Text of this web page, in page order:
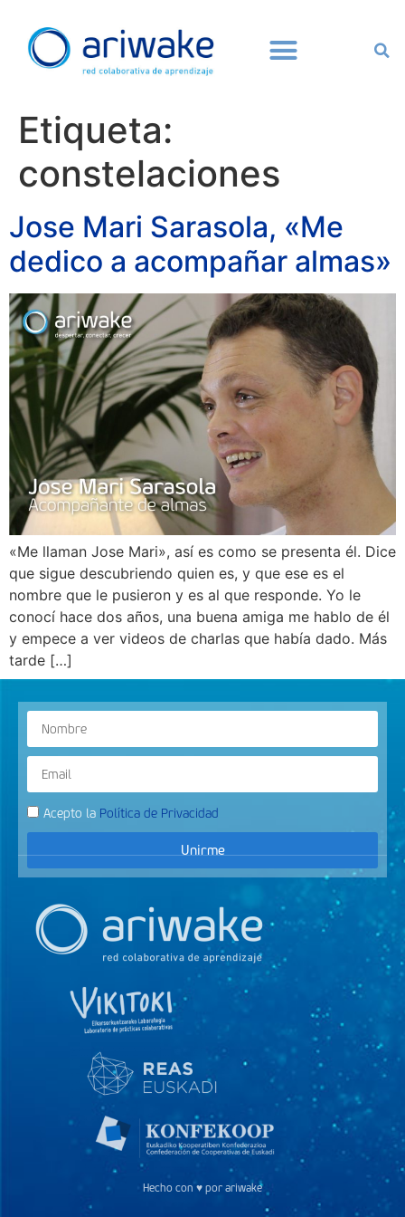
Etiqueta:
constelaciones
Jose Mari Sarasola, «Me
dedico a acompañar almas»
«Me llaman Jose Mari», así es como se presenta él. Dice
que sigue descubriendo quien es, y que ese es el
nombre que le pusieron y es al que responde. Yo le
conocí hace dos años, una buena amiga me hablo de él
y empece a ver videos de charlas que había dado. Más
tarde […]
Acepto la Política de Privacidad
Unirme
Hecho con ♥ por ariwake